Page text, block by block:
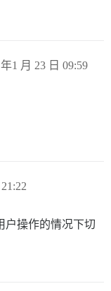
1 月 23 日 09:59
户操作的情况下切